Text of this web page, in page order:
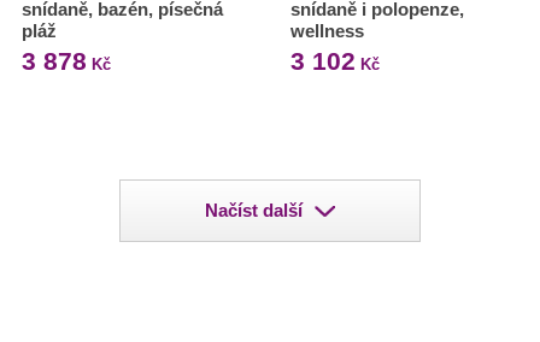
snídaně, bazén, písečná
pláž
3 878 Kč
snídaně i polopenze,
wellness
3 102 Kč
Načíst další